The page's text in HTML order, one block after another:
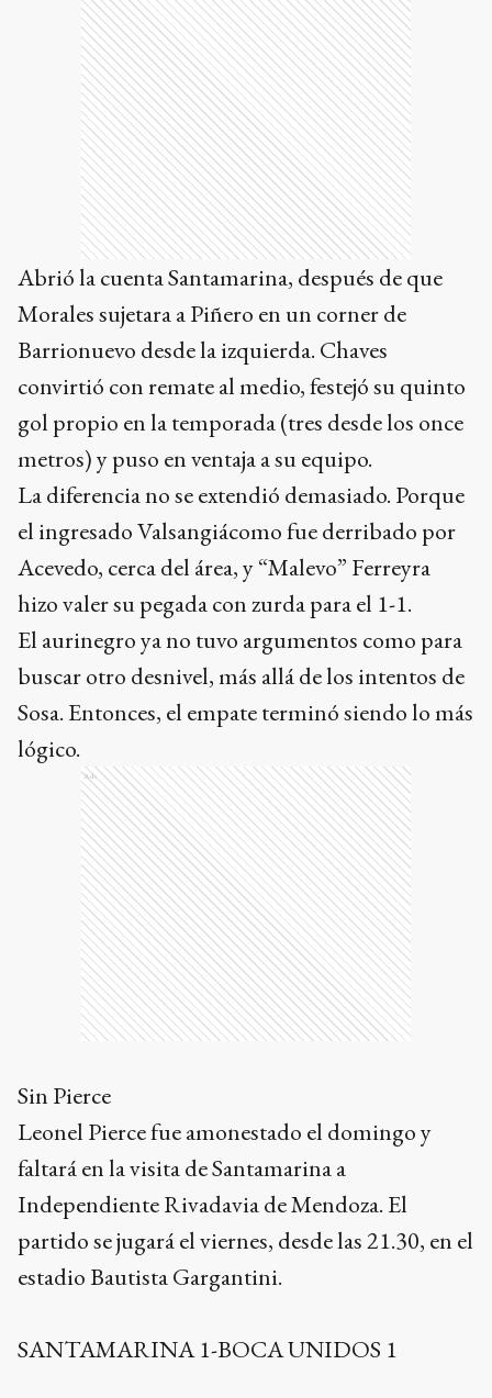
Abrió la cuenta Santamarina, después de que
Morales sujetara a Piñero en un corner de
Barrionuevo desde la izquierda. Chaves
convirtió con remate al medio, festejó su quinto
gol propio en la temporada (tres desde los once
metros) y puso en ventaja a su equipo.
La diferencia no se extendió demasiado. Porque
el ingresado Valsangiácomo fue derribado por
Acevedo, cerca del área, y “Malevo” Ferreyra
hizo valer su pegada con zurda para el 1-1.
El aurinegro ya no tuvo argumentos como para
buscar otro desnivel, más allá de los intentos de
Sosa. Entonces, el empate terminó siendo lo más
lógico.
Ads
Sin Pierce
Leonel Pierce fue amonestado el domingo y
faltará en la visita de Santamarina a
Independiente Rivadavia de Mendoza. El
partido se jugará el viernes, desde las 21.30, en el
estadio Bautista Gargantini.
SANTAMARINA 1-BOCA UNIDOS 1